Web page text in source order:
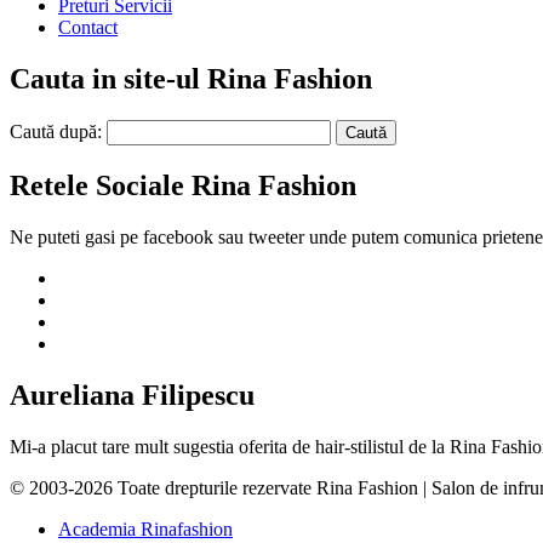
Preturi Servicii
Contact
Cauta in site-ul Rina Fashion
Caută după:
Retele Sociale Rina Fashion
Ne puteti gasi pe facebook sau tweeter unde putem comunica
Aureliana Filipescu
Mi-a placut tare mult sugestia oferita de hair-stilistul de la Rina
© 2003-2026 Toate drepturile rezervate Rina Fashion | Salon de
Academia Rinafashion